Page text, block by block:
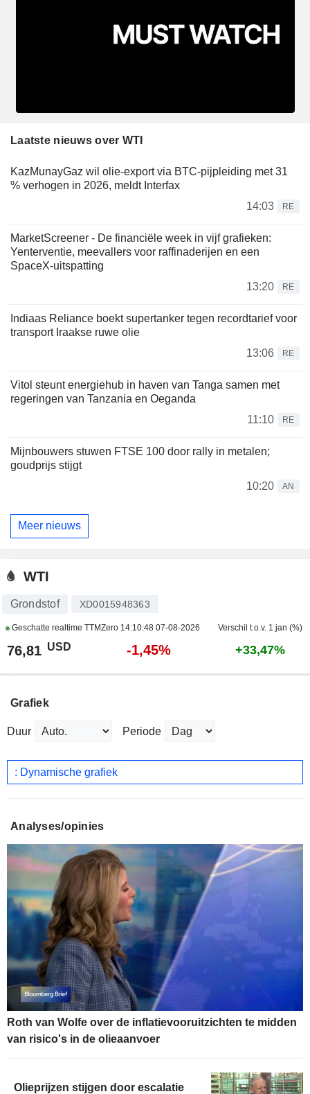
Laatste nieuws over WTI
KazMunayGaz wil olie-export via BTC-pijpleiding met 31
% verhogen in 2026, meldt Interfax
14:03
RE
MarketScreener - De financiële week in vijf grafieken:
Yenterventie, meevallers voor raffinaderijen en een
SpaceX-uitspatting
13:20
RE
Indiaas Reliance boekt supertanker tegen recordtarief voor
transport Iraakse ruwe olie
13:06
RE
Vitol steunt energiehub in haven van Tanga samen met
regeringen van Tanzania en Oeganda
11:10
RE
Mijnbouwers stuwen FTSE 100 door rally in metalen;
goudprijs stijgt
10:20
AN
Meer nieuws
WTI
Grondstof XD0015948363
Geschatte realtime TTMZero 14:10:48 07-08-2026 Verschil t.o.v. 1 jan (%)
76,81 USD -1,45% +33,47%
Grafiek
Duur Periode
: Dynamische grafiek
Analyses/opinies
Roth van Wolfe over de inflatievooruitzichten te midden
van risico's in de olieaanvoer
Olieprijzen stijgen door escalatie